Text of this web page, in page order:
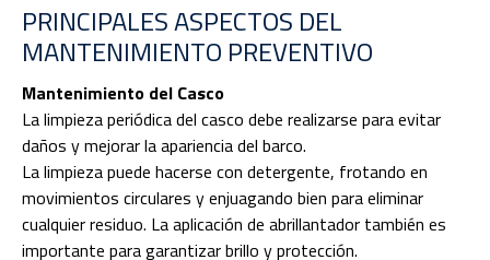
PRINCIPALES ASPECTOS DEL
MANTENIMIENTO PREVENTIVO
Mantenimiento del Casco
La limpieza periódica del casco debe realizarse para evitar
daños y mejorar la apariencia del barco.
La limpieza puede hacerse con detergente, frotando en
movimientos circulares y enjuagando bien para eliminar
cualquier residuo. La aplicación de abrillantador también es
importante para garantizar brillo y protección.